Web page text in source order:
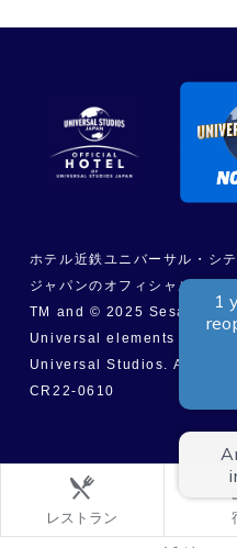
ホテル近鉄ユニバーサル・シ
ジャパンのオフィシャルホテル
TM and © 2025 Sesame
Universal elements and
Universal Studios. All
CR22-0610
レストラン